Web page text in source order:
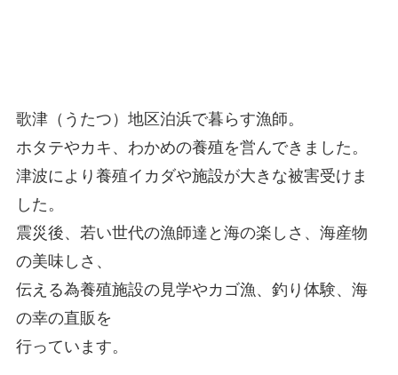
歌津（うたつ）地区泊浜で暮らす漁師。
ホタテやカキ、わかめの養殖を営んできました。
津波により養殖イカダや施設が大きな被害受けま
した。
震災後、若い世代の漁師達と海の楽しさ、海産物
の美味しさ、
伝える為養殖施設の見学やカゴ漁、釣り体験、海
の幸の直販を
行っています。